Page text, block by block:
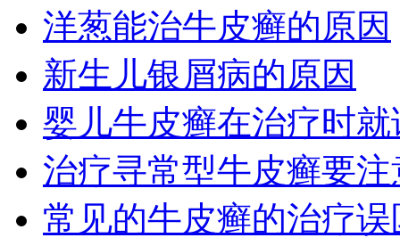
洋葱能治牛皮癣的原因
新生儿银屑病的原因
婴儿牛皮癣在治疗时就
治疗寻常型牛皮癣要注
常见的牛皮癣的治疗误